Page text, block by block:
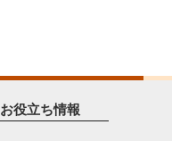
お役立ち情報